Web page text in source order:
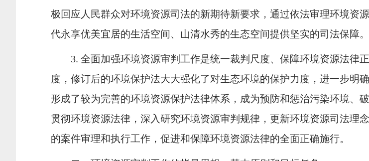
极回应人民群众对环境资源司法的新期待新要求，通过依法审理环境资
代永享优美宜居的生活空间、山清水秀的生态空间提供坚实的司法保障。
3. 全面加强环境资源审判工作是统一裁判尺度、保障环境资源法律
度，修订后的环境保护法大大强化了对生态环境的保护力度，进一步明
形成了较为完善的环境资源保护法律体系，成为预防和惩治污染环境、
贯彻环境资源法律，深入研究环境资源审判规律，更新环境资源司法理
的案件审理和执行工作，促进和保障环境资源法律的全面正确施行。